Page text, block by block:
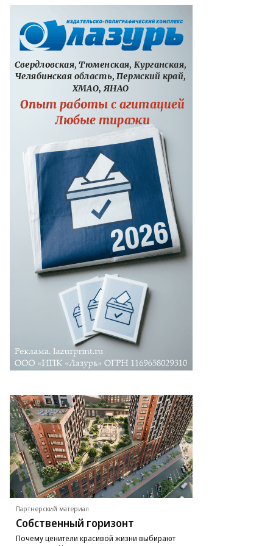
Партнерский материал
Собственный горизонт
Почему ценители красивой жизни выбирают